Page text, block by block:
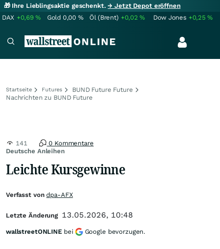
🎁 Ihre Lieblingsaktie geschenkt.→ Jetzt Depot eröffnen
DAX +0,69% Gold 0,00 % Öl (Brent) +0,02% Dow Jones +0,25%
Startseite Futures
BUND Future Future
Nachrichten zu BUND Future
Deutsche Anleihen
141 0 Kommentare
Leichte Kursgewinne
Verfasst vondpa-AFX
Letzte Änderung 13.05.2026, 10:48
wallstreetONLINE bei Google bevorzugen.